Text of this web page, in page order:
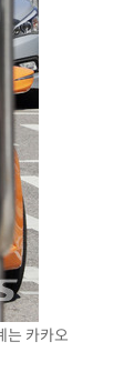
는 카카오